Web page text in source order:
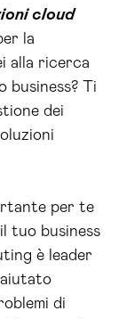
cloud
la
alla ricerca
business? Ti
dei
per te
tuo business
è leader
di